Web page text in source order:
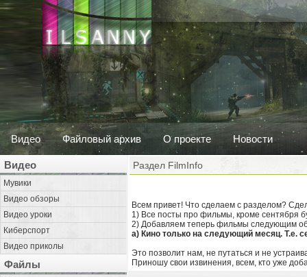
Видео Файловый архив О проекте Новости
Видео
Мувики
Видео обзоры
Видео уроки
Киберспорт
Видео приколы
Файлы
Раздел FilmInfo
Всем привет! Что сделаем с разделом?
1) Все посты про фильмы, кроме сентября
2) Добавляем теперь фильмы следующим
а) Кино только на следующий месяц. Т.е.
Это позволит нам, не путаться и не
Приношу свои извинения, всем, кто уже